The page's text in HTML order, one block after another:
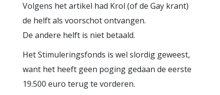
Volgens het artikel had Krol (of de Gay krant)
de helft als voorschot ontvangen.
De andere helft is niet betaald.
Het Stimuleringsfonds is wel slordig geweest,
want het heeft geen poging gedaan de eerste
19.500 euro terug te vorderen.